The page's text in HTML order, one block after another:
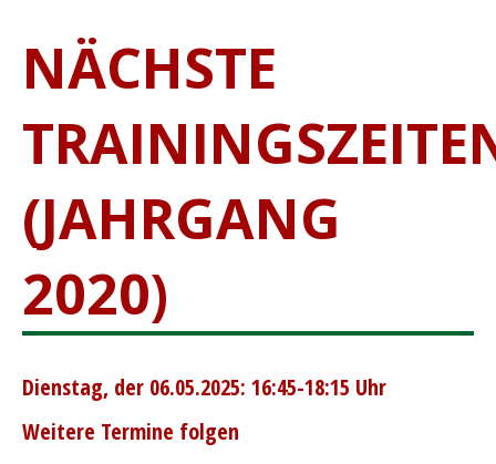
NÄCHSTE
(JAHRGANG
2020)
Dienstag, der 06.05.2025: 16:45-18:15 Uhr
Weitere Termine folgen